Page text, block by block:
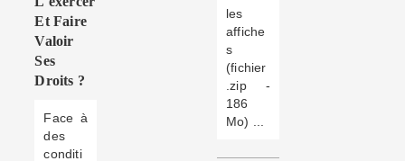
Et Faire
Valoir
Ses
Droits ?
Face à
des
conditi
les
affiche
s
(fichier
.zip -
186
Mo) ...